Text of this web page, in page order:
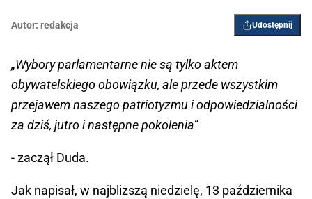
Autor: redakcja Udostępnij
„Wybory parlamentarne nie są tylko aktem
obywatelskiego obowiązku, ale przede wszystkim
przejawem naszego patriotyzmu i odpowiedzialności
za dziś, jutro i następne pokolenia”
- zaczął Duda.
Jak napisał, w najbliższą niedzielę, 13 października